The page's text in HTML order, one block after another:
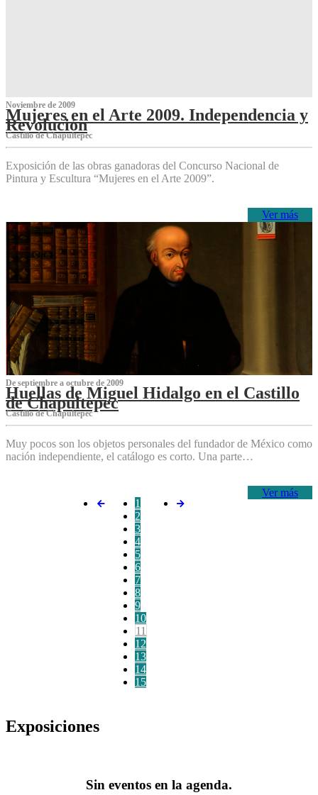
Noviembre de 2009
Mujeres en el Arte 2009. Independencia y
Revolución
Castillo de Chapultepec
Exposición de las obras ganadoras del Concurso Nacional de
Pintura y Escultura “Mujeres en el Arte 2009”.
Ver más
De septiembre a octubre de 2009
Huellas de Miguel Hidalgo en el Castillo
de Chapultepec
Castillo de Chapultepec
Muy pocos son los objetos personales del fundador de México como
nación independiente, el catálogo es corto. Una parte…
Ver más
1
2
3
4
5
6
7
8
9
10
11
12
13
14
15
Exposiciones
Sin eventos en la agenda.